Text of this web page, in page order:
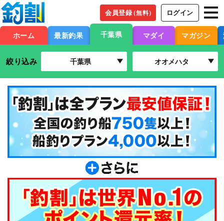
会員登録（無料） ログイン
ホーム 最新釣果 千葉県 マダイ マガジン
絞り込み 千葉県 オオメハタ